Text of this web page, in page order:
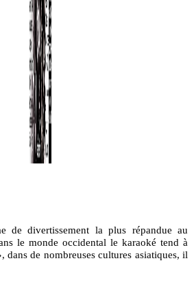
de divertissement la plus répandue au
le monde occidental le karaoké tend à
dans de nombreuses cultures asiatiques, il